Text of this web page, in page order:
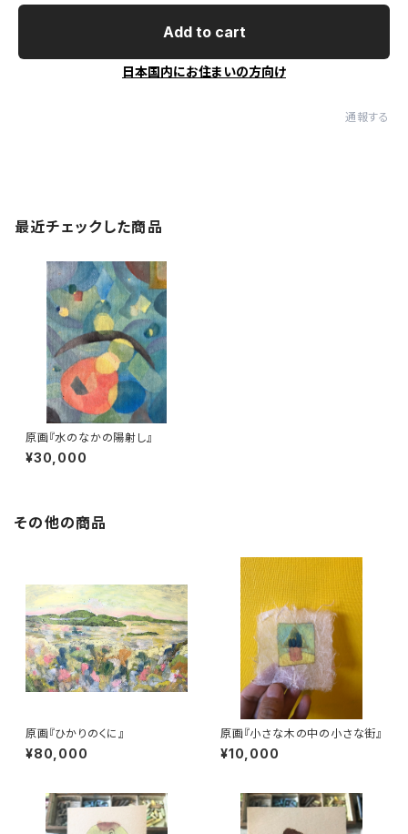
Add to cart
日本国内にお住まいの方向け
通報する
最近チェックした商品
原画『水のなかの陽射し』
¥30,000
その他の商品
原画『ひかりのくに』
¥80,000
原画『小さな木の中の小さな街』
¥10,000